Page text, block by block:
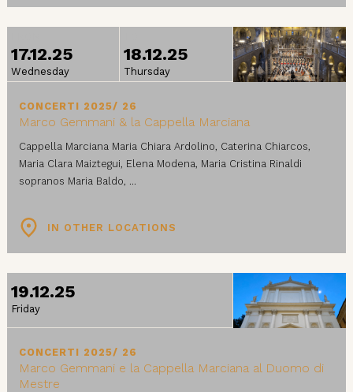
17.12.25
Wednesday
18.12.25
Thursday
CONCERTI 2025/ 26
Marco Gemmani & la Cappella Marciana
Cappella Marciana Maria Chiara Ardolino, Caterina Chiarcos,
Maria Clara Maiztegui, Elena Modena, Maria Cristina Rinaldi
sopranos Maria Baldo, ...
IN OTHER LOCATIONS
19.12.25
Friday
CONCERTI 2025/ 26
Marco Gemmani e la Cappella Marciana al Duomo di
Mestre